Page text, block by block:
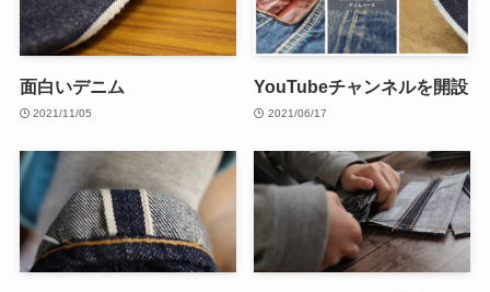
面白いデニム
2021/11/05
YouTubeチャンネルを開設
2021/06/17